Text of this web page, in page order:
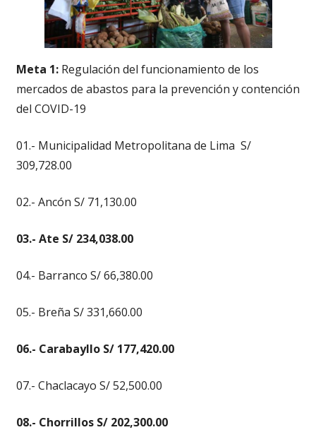
Meta 1: Regulación del funcionamiento de los
mercados de abastos para la prevención y contención
del COVID-19
01.- Municipalidad Metropolitana de Lima S/
309,728.00
02.- Ancón S/ 71,130.00
03.- Ate S/ 234,038.00
04.- Barranco S/ 66,380.00
05.- Breña S/ 331,660.00
06.- Carabayllo S/ 177,420.00
07.- Chaclacayo S/ 52,500.00
08.- Chorrillos S/ 202,300.00